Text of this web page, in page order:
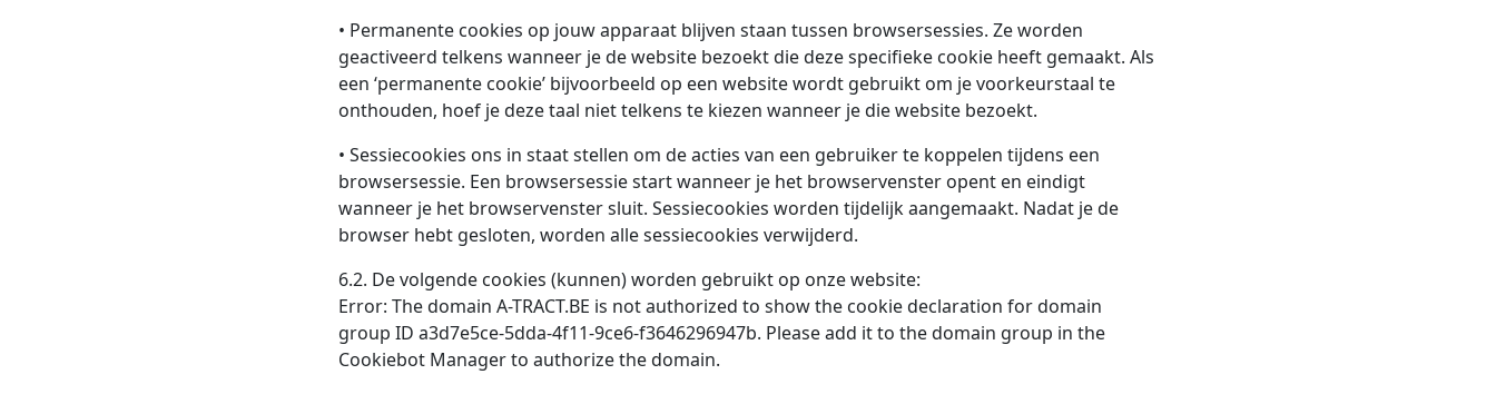
• Permanente cookies op jouw apparaat blijven staan tussen browsersessies. Ze worden
geactiveerd telkens wanneer je de website bezoekt die deze specifieke cookie heeft gemaakt. Als
een ‘permanente cookie’ bijvoorbeeld op een website wordt gebruikt om je voorkeurstaal te
onthouden, hoef je deze taal niet telkens te kiezen wanneer je die website bezoekt.
• Sessiecookies ons in staat stellen om de acties van een gebruiker te koppelen tijdens een
browsersessie. Een browsersessie start wanneer je het browservenster opent en eindigt
wanneer je het browservenster sluit. Sessiecookies worden tijdelijk aangemaakt. Nadat je de
browser hebt gesloten, worden alle sessiecookies verwijderd.
6.2. De volgende cookies (kunnen) worden gebruikt op onze website:
Error: The domain A-TRACT.BE is not authorized to show the cookie declaration for domain
group ID a3d7e5ce-5dda-4f11-9ce6-f3646296947b. Please add it to the domain group in the
Cookiebot Manager to authorize the domain.